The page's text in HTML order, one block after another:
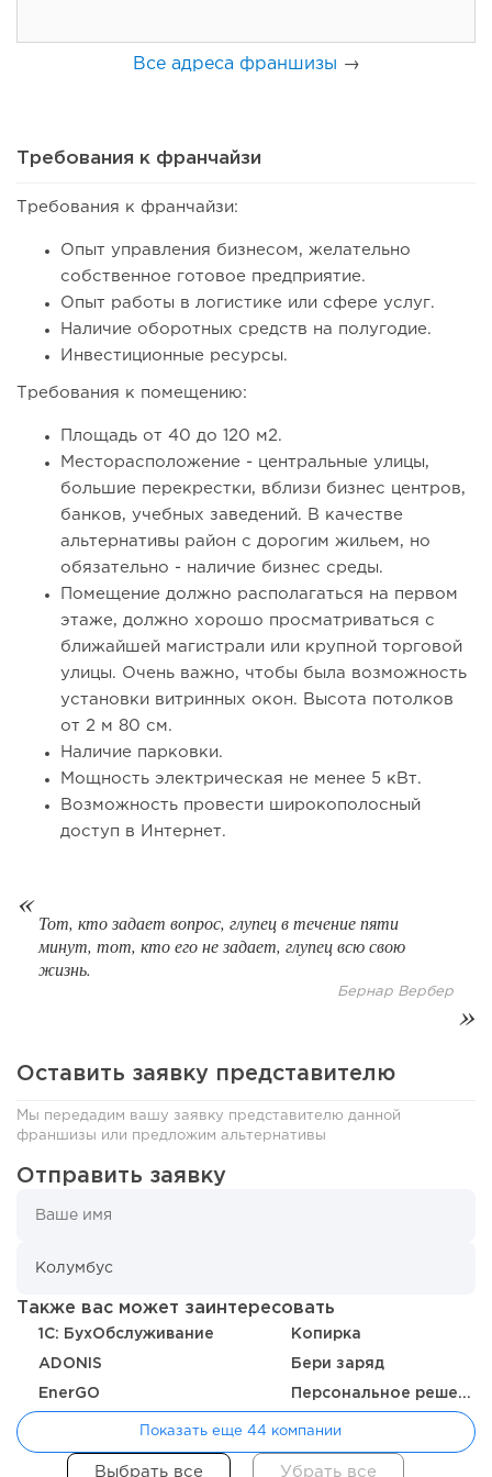
Coffee Way приступил к масштабированию собственной
86
миллиарды:...
130 9
Отзыв SSL-сертификатов у банков: как это влияет на
150
«Прибыль 20 млн в год, а я ездил на метро»: куда в
Все адреса франшизы →
Требования к франчайзи
Требования к франчайзи:
Опыт управления бизнесом, желательно
собственное готовое предприятие.
Опыт работы в логистике или сфере услуг.
Наличие оборотных средств на полугодие.
Инвестиционные ресурсы.
Требования к помещению:
Площадь от 40 до 120 м2.
Месторасположение - центральные улицы,
большие перекрестки, вблизи бизнес центров,
банков, учебных заведений. В качестве
альтернативы район с дорогим жильем, но
обязательно - наличие бизнес среды.
Помещение должно располагаться на первом
этаже, должно хорошо просматриваться с
ближайшей магистрали или крупной торговой
улицы. Очень важно, чтобы была возможность
установки витринных окон. Высота потолков
от 2 м 80 см.
Наличие парковки.
Мощность электрическая не менее 5 кВт.
Возможность провести широкополосный
доступ в Интернет.
Тот, кто задает вопрос, глупец в течение пяти
минут, тот, кто его не задает, глупец всю свою
жизнь.
Бернар Вербер
Оставить заявку представителю
Мы передадим вашу заявку представителю данной
франшизы или предложим альтернативы
Отправить заявку
Также вас может заинтересовать
1C: БухОбслуживание Копирка
ADONIS Бери заряд
EnerGO Персональное решение
Показать еще 44 компании